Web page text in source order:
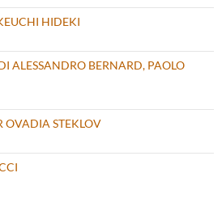
HIDEKI
ALESSANDRO BERNARD, PAOLO
OVADIA STEKLOV